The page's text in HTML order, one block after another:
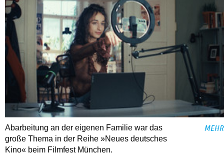
Abarbeitung an der eigenen Familie war das
große Thema in der Reihe »Neues deutsches
Kino« beim Filmfest München.
MEHR